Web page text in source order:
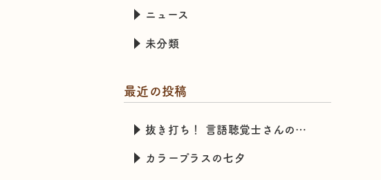
ニュース
未分類
最近の投稿
抜き打ち！ 言語聴覚士さんのカバンの中身チェック
カラープラスの七夕